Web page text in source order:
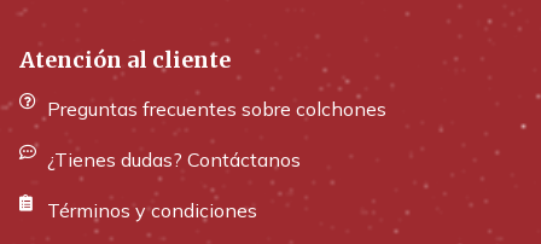
Atención al cliente
Preguntas frecuentes sobre colchones
¿Tienes dudas? Contáctanos
Términos y condiciones